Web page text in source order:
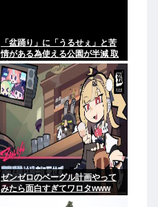
「盆踊り」に「うるせぇ」と苦
情がある為使える公園が半減 取
材ではうるさいと答える住民は
おらず こどおじみたいのが電話
してんだろな
ゼンゼロのベーグル計画やって
みたら面白すぎてワロタwww